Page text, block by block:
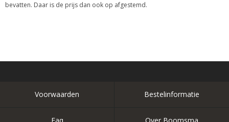
bevatten. Daar is de prijs dan ook op afgestemd.
Voorwaarden Bestelinformatie